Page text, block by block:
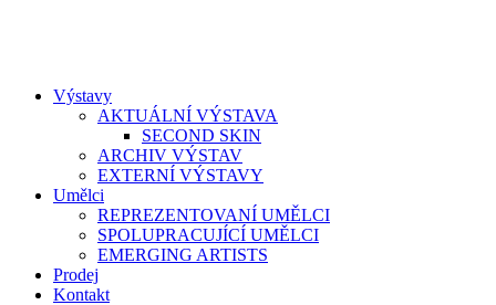
Výstavy
AKTUÁLNÍ VÝSTAVA
SECOND SKIN
ARCHIV VÝSTAV
EXTERNÍ VÝSTAVY
Umělci
REPREZENTOVANÍ UMĚLCI
SPOLUPRACUJÍCÍ UMĚLCI
EMERGING ARTISTS
Prodej
Kontakt